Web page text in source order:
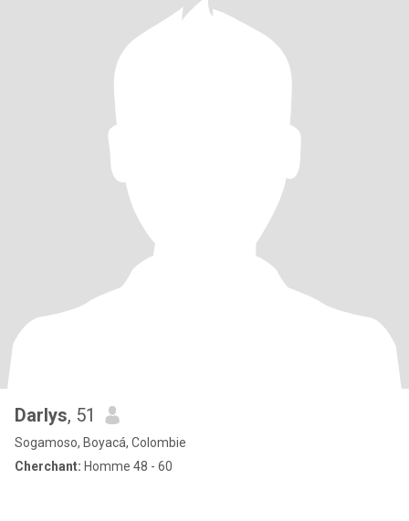
Darlys, 51
Sogamoso, Boyacá, Colombie
Cherchant: Homme 48 - 60